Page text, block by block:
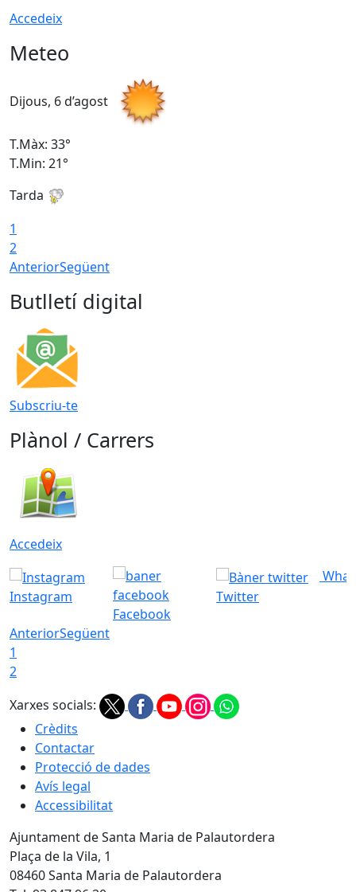
Accedeix
Meteo
Dijous, 6 d’agost
T.Màx: 33°
T.Min: 21°
Tarda
1
2
AnteriorSegüent
Butlletí digital
Subscriu-te
Plànol / Carrers
Accedeix
Instagram
Facebook
Twitter
AnteriorSegüent
1
2
Xarxes socials:
Crèdits
Contactar
Protecció de dades
Avís legal
Accessibilitat
Ajuntament de Santa Maria de Palautordera
Plaça de la Vila, 1
08460 Santa Maria de Palautordera